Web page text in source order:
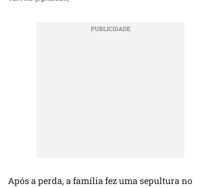
Após a perda, a família fez uma sepultura no